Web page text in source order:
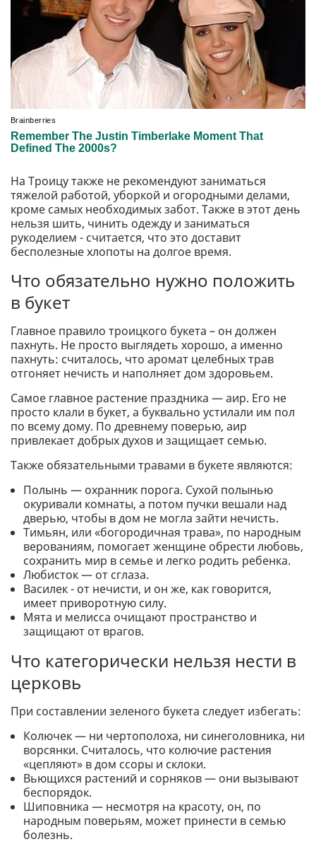
На Троицу также не рекомендуют заниматься
тяжелой работой, уборкой и огородными делами,
кроме самых необходимых забот. Также в этот день
нельзя шить, чинить одежду и заниматься
рукоделием - считается, что это доставит
бесполезные хлопоты на долгое время.
Что обязательно нужно положить
в букет
Главное правило троицкого букета – он должен
пахнуть. Не просто выглядеть хорошо, а именно
пахнуть: считалось, что аромат целебных трав
отгоняет нечисть и наполняет дом здоровьем.
Самое главное растение праздника — аир. Его не
просто клали в букет, а буквально устилали им пол
по всему дому. По древнему поверью, аир
привлекает добрых духов и защищает семью.
Также обязательными травами в букете являются:
Полынь — охранник порога. Сухой полынью
окуривали комнаты, а потом пучки вешали над
дверью, чтобы в дом не могла зайти нечисть.
Тимьян, или «богородичная трава», по народным
верованиям, помогает женщине обрести любовь,
сохранить мир в семье и легко родить ребенка.
Любисток — от сглаза.
Василек - от нечисти, и он же, как говорится,
имеет приворотную силу.
Мята и мелисса очищают пространство и
защищают от врагов.
Что категорически нельзя нести в
церковь
При составлении зеленого букета следует избегать:
Колючек — ни чертополоха, ни синеголовника, ни
ворсянки. Считалось, что колючие растения
«цепляют» в дом ссоры и склоки.
Вьющихся растений и сорняков — они вызывают
беспорядок.
Шиповника — несмотря на красоту, он, по
народным поверьям, может принести в семью
болезнь.